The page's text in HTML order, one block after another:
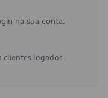
na sua conta.
clientes logados.